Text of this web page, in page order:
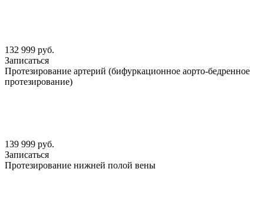
132 999 руб.
Записаться
Протезирование артерий (бифуркационное аорто-бедренное
протезирование)
139 999 руб.
Записаться
Протезирование нижней полой вены